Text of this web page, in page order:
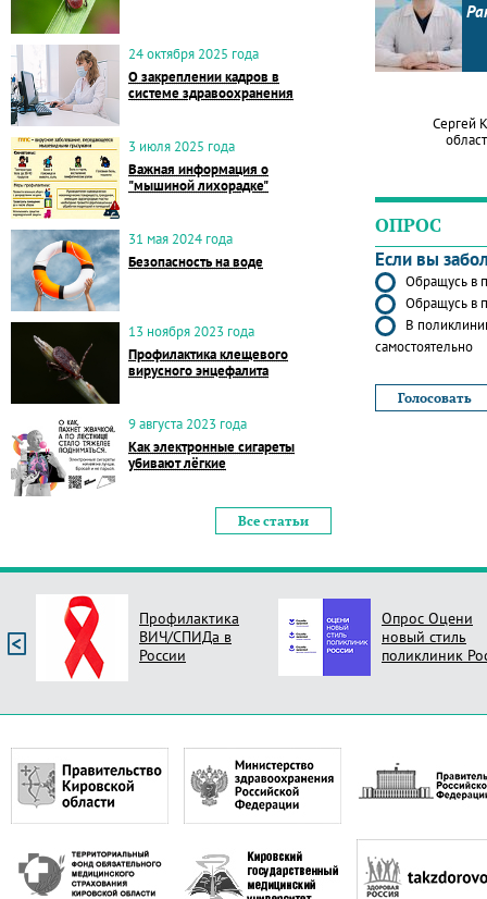
24 октября 2025 года
О закреплении кадров в
системе здравоохранения
3 июля 2025 года
Важная информация о
"мышиной лихорадке"
31 мая 2024 года
Безопасность на воде
13 ноября 2023 года
Профилактика клещевого
вирусного энцефалита
9 августа 2023 года
Как электронные сигареты
убивают лёгкие
Все статьи
Сергей
ОПРОС
Если вы
Обращусь в
Обращусь в
В
самостоятельно
Профилактика
ВИЧ/СПИДа в
России
Опрос Оцени
новый стиль
поликлиник